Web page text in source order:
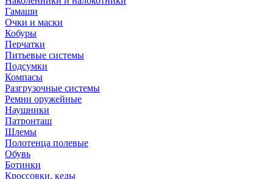
Гамаши
Очки и маски
Кобуры
Перчатки
Питьевые системы
Подсумки
Компасы
Разгрузочные системы
Ремни оружейные
Наушники
Патронташ
Шлемы
Полотенца полевые
Обувь
Ботинки
Кроссовки, кеды